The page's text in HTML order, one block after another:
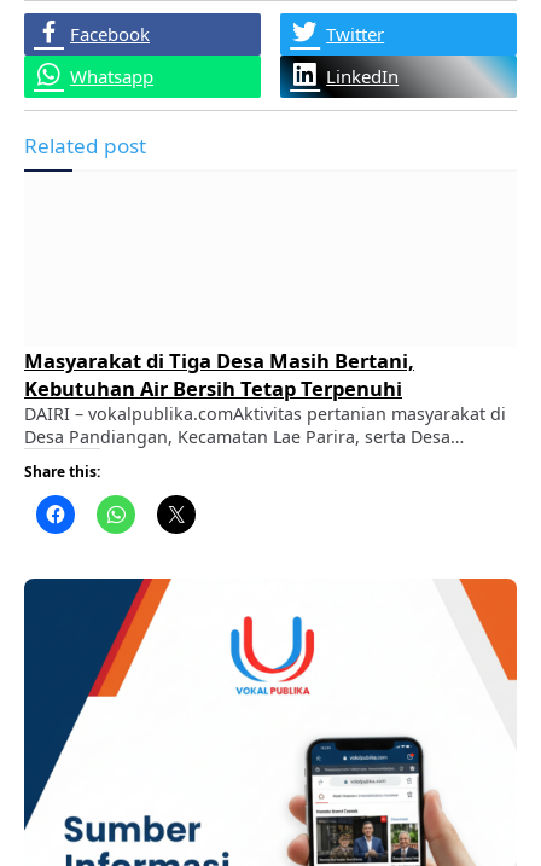
Facebook
Twitter
Whatsapp
LinkedIn
Related post
Masyarakat di Tiga Desa Masih Bertani,
Kebutuhan Air Bersih Tetap Terpenuhi
DAIRI – vokalpublika.comAktivitas pertanian masyarakat di
Desa Pandiangan, Kecamatan Lae Parira, serta Desa
Bongkaras dan Desa Bonian, Kecamatan Silima Pungga-
Pungga, hingga saat ini masih berjalan seperti biasa.
Berdasarkan keterangan masyarakat dan perangkat desa,
kebutuhan air bersih untuk rumah tangga maupun
Pandiangan, yang dihuni sekitar 1.654 jiwa atau 463 kepala
Share this: